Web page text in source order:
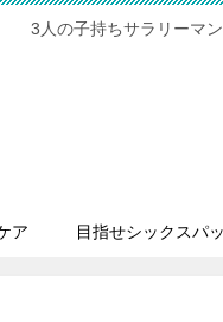
3人の子持ちサラリーマ
ア 目指せシックスパ